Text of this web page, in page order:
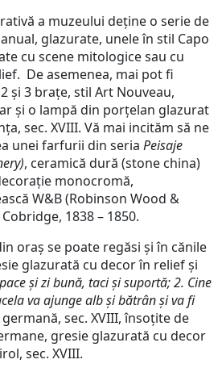
a muzeului deține o serie de
glazurate, unele în stil Capo
cu scene mitologice sau cu
De asemenea, mai pot fi
și 3 brațe, stil Art Nouveau,
și o lampă din porțelan glazurat
sec. XVIII. Vă mai incităm să ne
unei farfurii din seria Peisaje
, ceramică dură (stone china)
monocromă,
W&B (Robinson Wood &
1838 – 1850.
oraș se poate regăsi și în cănile
glazurată cu decor în relief și
și zi bună, taci și suportă; 2. Cine
va ajunge alb și bătrân și va fi
sec. XVIII, însoțite de
gresie glazurată cu decor
sec. XVIII.